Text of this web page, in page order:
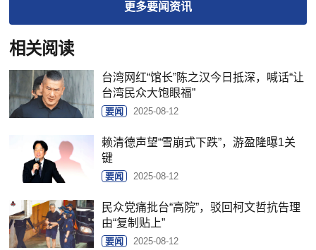
更多要闻资讯
相关阅读
台湾网红“馆长”陈之汉今日抵深，喊话“让
台湾民众大饱眼福”
要闻 2025-08-12
赖清德声望“雪崩式下跌”，游盈隆曝1关
键
要闻 2025-08-12
民众党痛批台“高院”，驳回柯文哲抗告理
由“复制贴上”
要闻 2025-08-12